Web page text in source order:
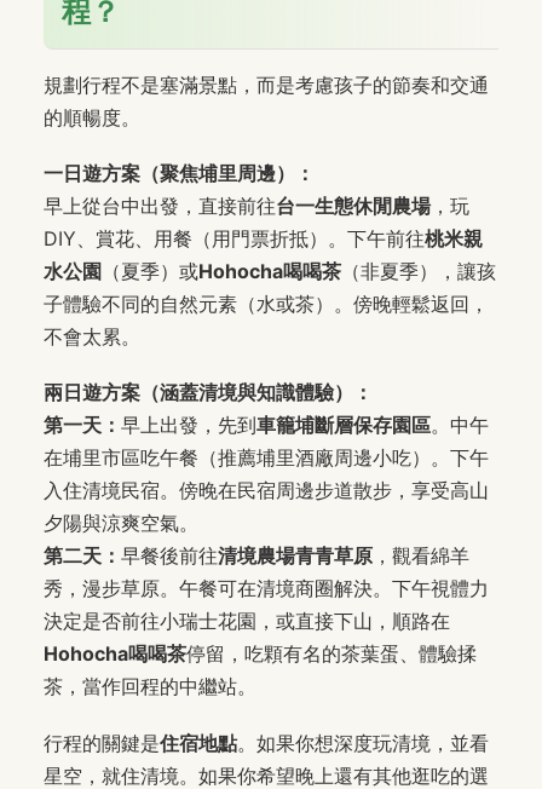
程？
規劃行程不是塞滿景點，而是考慮孩子的節奏和交通
的順暢度。
一日遊方案（聚焦埔里周邊）：
早上從台中出發，直接前往台一生態休閒農場，玩
DIY、賞花、用餐（用門票折抵）。下午前往桃米親
水公園 （夏季）或Hohocha喝喝茶 （非夏季），讓孩
子體驗不同的自然元素（水或茶）。傍晚輕鬆返回，
不會太累。
兩日遊方案（涵蓋清境與知識體驗）：
第一天： 早上出發，先到車籠埔斷層保存園區。中午
在埔里市區吃午餐（推薦埔里酒廠周邊小吃）。下午
入住清境民宿。傍晚在民宿周邊步道散步，享受高山
夕陽與涼爽空氣。
第二天： 早餐後前往清境農場青青草原 ，觀看綿羊
秀，漫步草原。午餐可在清境商圈解決。下午視體力
決定是否前往小瑞士花園，或直接下山，順路在
Hohocha喝喝茶停留，吃顆有名的茶葉蛋、體驗揉
茶，當作回程的中繼站。
行程的關鍵是住宿地點。如果你想深度玩清境，並看
星空，就住清境。如果你希望晚上還有其他逛吃的選